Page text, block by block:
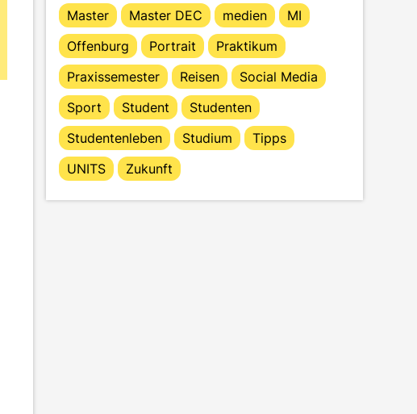
Master
Master DEC medien
MI
Offenburg
Portrait
Praktikum
Praxissemester
Reisen
Social Media
Sport
Student
Studenten
Studentenleben
Studium
Tipps
UNITS
Zukunft